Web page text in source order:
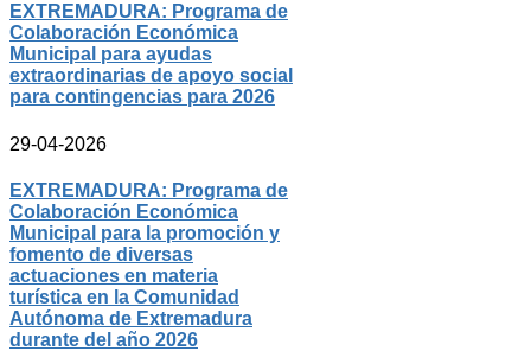
EXTREMADURA: Programa de
Colaboración Económica
Municipal para ayudas
extraordinarias de apoyo social
para contingencias para 2026
29-04-2026
EXTREMADURA: Programa de
Colaboración Económica
Municipal para la promoción y
fomento de diversas
actuaciones en materia
turística en la Comunidad
Autónoma de Extremadura
durante del año 2026